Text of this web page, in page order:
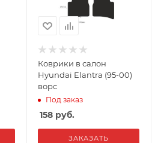
Коврики в салон
Hyundai Elantra (95-00)
ворс
Под заказ
158руб.
ЗАКАЗАТЬ